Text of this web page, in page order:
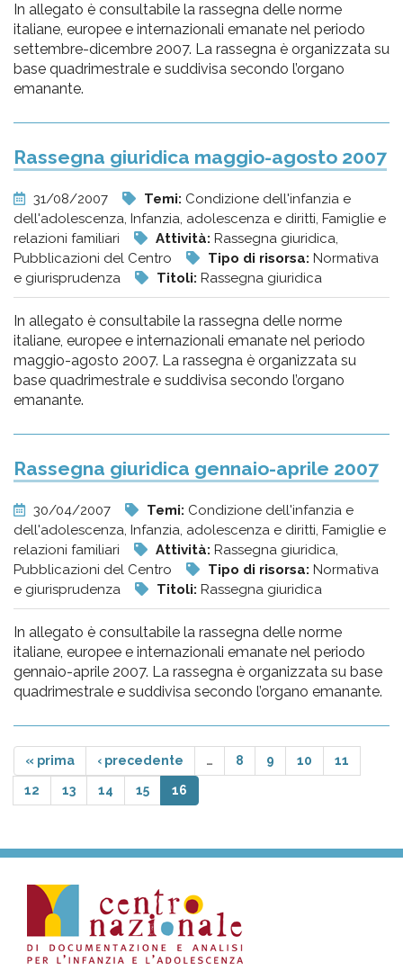
In allegato è consultabile la rassegna delle norme
italiane, europee e internazionali emanate nel periodo
settembre-dicembre 2007. La rassegna è organizzata su
base quadrimestrale e suddivisa secondo l’organo
emanante.
Rassegna giuridica maggio-agosto 2007
31/08/2007 Temi: Condizione dell'infanzia e
dell'adolescenza, Infanzia, adolescenza e diritti, Famiglie e
relazioni familiari
Attività: Rassegna giuridica,
Pubblicazioni del Centro
Tipo di risorsa: Normativa
e giurisprudenza
Titoli: Rassegna giuridica
In allegato è consultabile la rassegna delle norme
italiane, europee e internazionali emanate nel periodo
maggio-agosto 2007. La rassegna è organizzata su
base quadrimestrale e suddivisa secondo l’organo
emanante.
Rassegna giuridica gennaio-aprile 2007
30/04/2007 Temi: Condizione dell'infanzia e
dell'adolescenza, Infanzia, adolescenza e diritti, Famiglie e
relazioni familiari
Attività: Rassegna giuridica,
Pubblicazioni del Centro
Tipo di risorsa: Normativa
e giurisprudenza
Titoli: Rassegna giuridica
In allegato è consultabile la rassegna delle norme
italiane, europee e internazionali emanate nel periodo
gennaio-aprile 2007. La rassegna è organizzata su base
quadrimestrale e suddivisa secondo l’organo emanante.
« prima ‹ precedente … 8 9 10 11
12 13 14 15 16